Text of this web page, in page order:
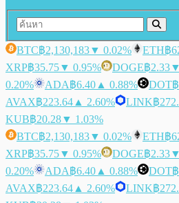
BTC฿2,130,183▼ 0.02% ETH฿
XRP฿35.75▼ 0.95% DOGE฿2.33
0.20%
ADA฿6.40 ▲ 0.88% DOT
AVAX฿223.64 ▲ 2.60% LINK฿
KUB฿20.28▼ 1.03%
BTC฿2,130,183▼ 0.02% ETH฿
XRP฿35.75▼ 0.95% DOGE฿2.33
0.20%
ADA฿6.40 ▲ 0.88% DOT
AVAX฿223.64 ▲ 2.60% LINK฿